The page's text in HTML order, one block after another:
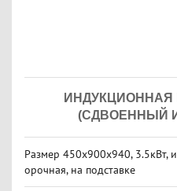
ИНДУКЦИОННАЯ
(СДВОЕННЫЙ
Размер 450х900х940, 3.5кВт,
орочная, на подставке